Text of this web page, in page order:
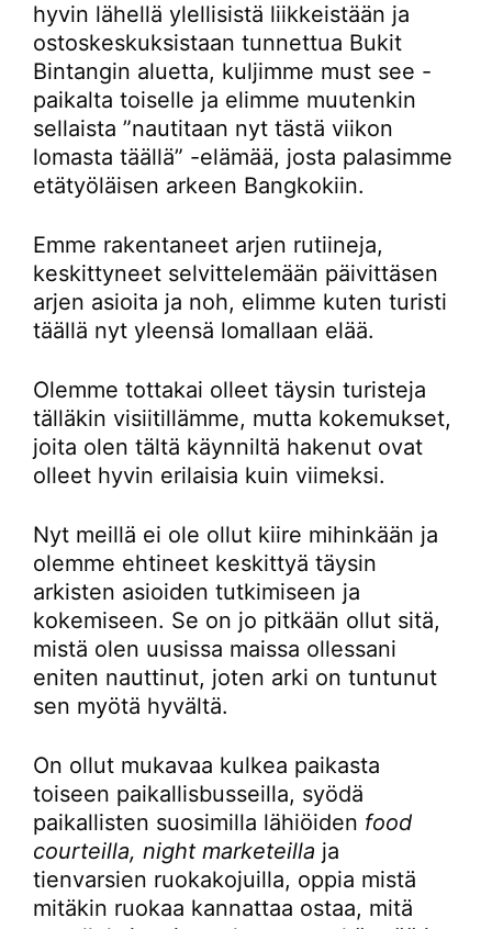
hyvin lähellä ylellisistä liikkeistään ja
ostoskeskuksistaan tunnettua Bukit
Bintangin aluetta, kuljimme must see -
paikalta toiselle ja elimme muutenkin
sellaista ”nautitaan nyt tästä viikon
lomasta täällä” -elämää, josta palasimme
etätyöläisen arkeen Bangkokiin.
Emme rakentaneet arjen rutiineja,
keskittyneet selvittelemään päivittäsen
arjen asioita ja noh, elimme kuten turisti
täällä nyt yleensä lomallaan elää.
Olemme tottakai olleet täysin turisteja
tälläkin visiitillämme, mutta kokemukset,
joita olen tältä käynniltä hakenut ovat
olleet hyvin erilaisia kuin viimeksi.
Nyt meillä ei ole ollut kiire mihinkään ja
olemme ehtineet keskittyä täysin
arkisten asioiden tutkimiseen ja
kokemiseen. Se on jo pitkään ollut sitä,
mistä olen uusissa maissa ollessani
eniten nauttinut, joten arki on tuntunut
sen myötä hyvältä.
On ollut mukavaa kulkea paikasta
toiseen paikallisbusseilla, syödä
paikallisten suosimilla lähiöiden food
courteilla, night marketeilla ja
tienvarsien ruokakojuilla, oppia mistä
mitäkin ruokaa kannattaa ostaa, mitä